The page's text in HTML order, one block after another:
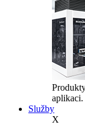
aplikaci.
Služby
X